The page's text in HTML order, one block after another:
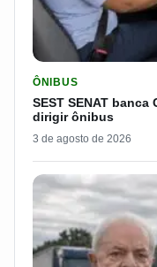
ÔNIBUS
SEST SENAT
dirigir ônibus
3 de agosto de 2026